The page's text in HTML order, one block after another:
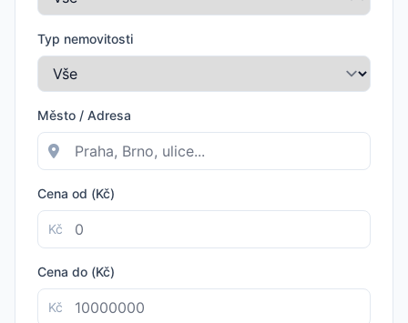
Typ nemovitosti
Město / Adresa
Cena od (Kč)
Kč
Cena do (Kč)
Kč